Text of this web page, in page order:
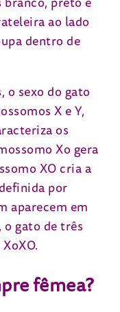
o sexo do gato
X e Y,
os
Xo gera
XO cria a
por
aparecem em
o gato de três
fêmea?